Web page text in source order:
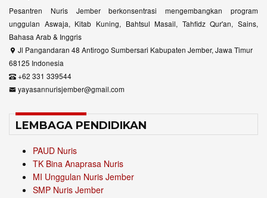
Pesantren Nuris Jember berkonsentrasi mengembangkan program
unggulan Aswaja, Kitab Kuning, Bahtsul Masail, Tahfidz Qur'an, Sains,
Bahasa Arab & Inggris
Jl Pangandaran 48 Antirogo Sumbersari Kabupaten Jember, Jawa Timur
68125 Indonesia
+62 331 339544
yayasannurisjember@gmail.com
LEMBAGA PENDIDIKAN
PAUD Nuris
TK Bina Anaprasa Nuris
MI Unggulan Nuris Jember
SMP Nuris Jember